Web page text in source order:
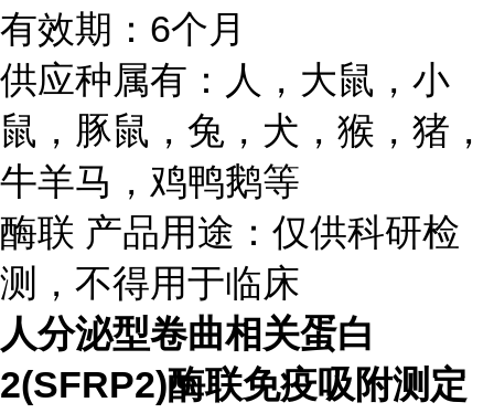
有效期：6个月
供应种属有：人，大鼠，小
鼠，豚鼠，兔，犬，猴，猪，
牛羊马，鸡鸭鹅等
酶联 产品用途：仅供科研检
测，不得用于临床
人分泌型卷曲相关蛋白
2(SFRP2)酶联免疫吸附测定